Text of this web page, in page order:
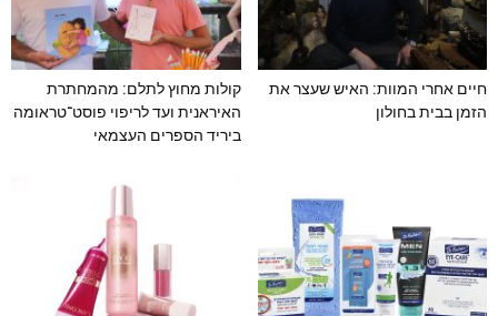
חיים אחרי המוות: האיש שעצר את
הזמן בבית בחולון
קולות מחוץ לתלם: מהמחתרת
האיראנית ועד לריפוי פוסט־טראומה
ביריד הספרים העצמאי